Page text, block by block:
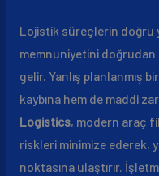
Lojistik süreçlerin doğru
memnuniyetini
gelir. Yanlış planlanmış
kaybına hem de maddi
Logistics, modern araç
riskleri minimize ederek,
noktasına ulaştırır.